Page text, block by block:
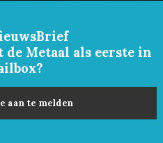
Metaal als eerste in
aan te melden